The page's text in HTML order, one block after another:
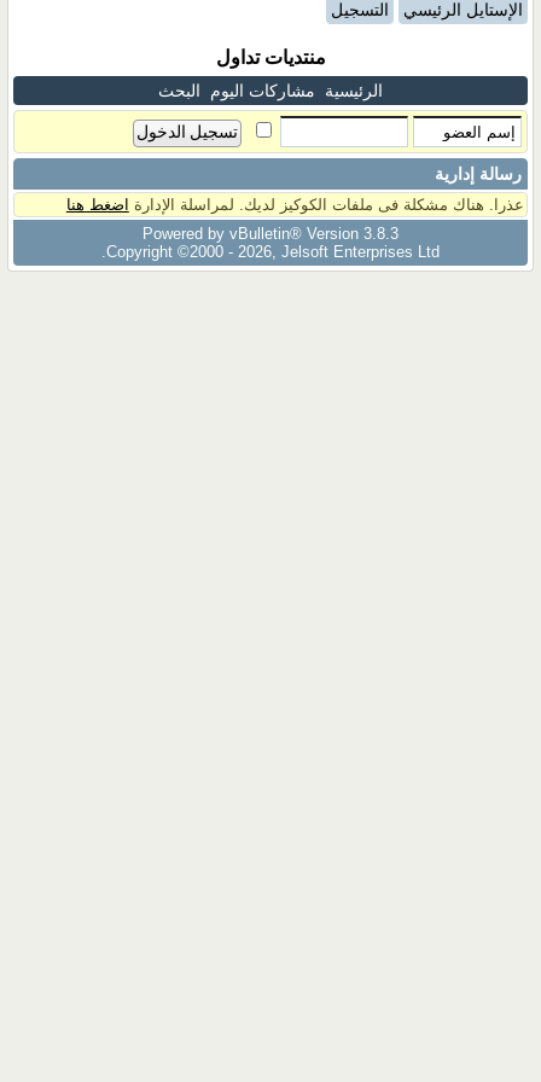
الإستايل الرئيسي التسجيل
منتديات تداول
الرئيسية مشاركات اليوم البحث
رسالة إدارية
عذرا. هناك مشكلة فى ملفات الكوكيز لديك. لمراسلة الإدارة اضغط هنا
Powered by vBulletin® Version 3.8.3
Copyright ©2000 - 2026, Jelsoft Enterprises Ltd.